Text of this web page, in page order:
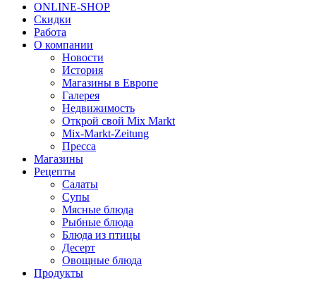
ONLINE-SHOP
Скидки
Работа
О компании
Новости
История
Магазины в Европе
Галерея
Недвижимость
Открой свой Mix Markt
Mix-Markt-Zeitung
Пресса
Магазины
Рецепты
Салаты
Супы
Мясные блюда
Рыбные блюда
Блюда из птицы
Десерт
Овощные блюда
Продукты